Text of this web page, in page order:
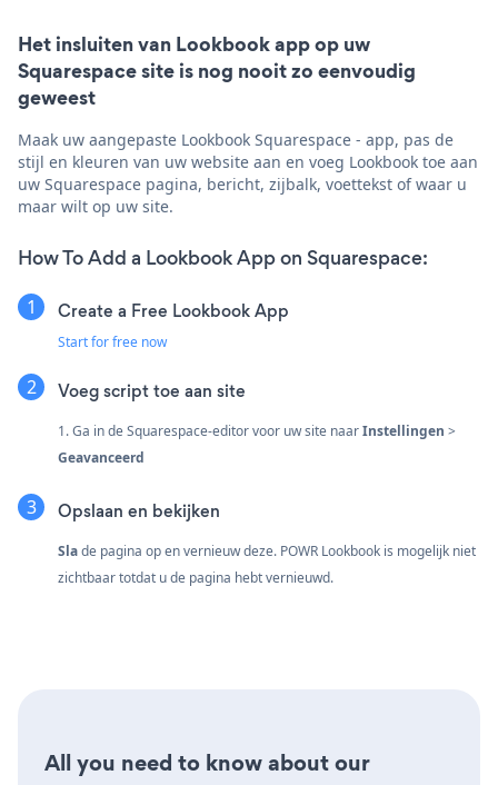
Het insluiten van Lookbook app op uw
Squarespace site is nog nooit zo eenvoudig
geweest
Maak uw aangepaste Lookbook Squarespace - app, pas de
stijl en kleuren van uw website aan en voeg Lookbook toe aan
uw Squarespace pagina, bericht, zijbalk, voettekst of waar u
maar wilt op uw site.
How To Add a Lookbook App on Squarespace:
Create a Free Lookbook App
Start for free now
Voeg script toe aan site
1. Ga in de Squarespace-editor voor uw site naarInstellingen >
Geavanceerd
Opslaan en bekijken
Slade pagina op en vernieuw deze. POWR Lookbook is mogelijk niet
zichtbaar totdat u de pagina hebt vernieuwd.
All you need to know about our